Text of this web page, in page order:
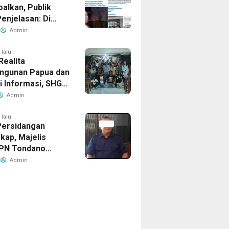
Publik
Di
Kerugian
Admin
lalu
Papua dan
Informasi, SHG
Mengundang
di
Admin
lalu
Majelis
Tondano
Objek Putusan
Admin